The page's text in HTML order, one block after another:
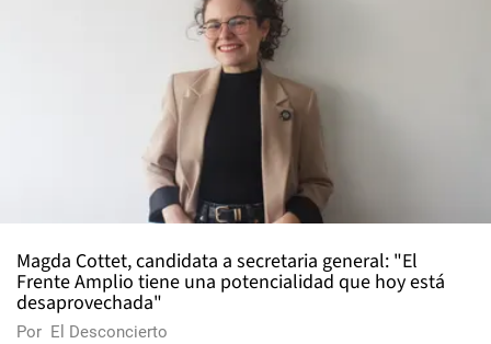
Magda Cottet, candidata a secretaria general: "El
Frente Amplio tiene una potencialidad que hoy está
desaprovechada"
Por El Desconcierto